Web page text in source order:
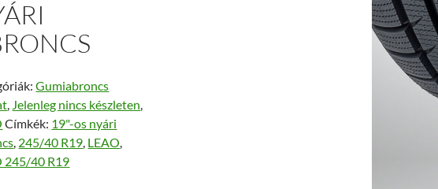
Gumiabroncs
, Jelenleg nincs készleten,
Címkék: 19"-os nyári
, 245/40 R19, LEAO,
245/40 R19